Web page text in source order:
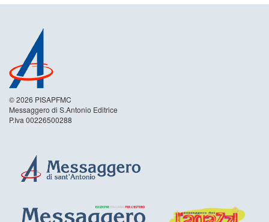
© 2026 PISAPFMC
Messaggero di S.Antonio Editrice
P.Iva 00226500288